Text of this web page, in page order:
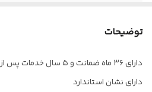
فروش
وزن مبل تک نفره
توضیحات
دارای ۳۶ ماه ضمانت و ۵ سال خدمات پس از فروش
دارای نشان استاندارد